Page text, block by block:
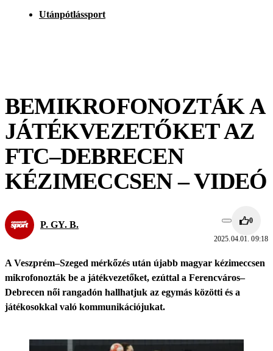
Utánpótlássport
BEMIKROFONOZTÁK A
JÁTÉKVEZETŐKET AZ
FTC–DEBRECEN
KÉZIMECCSEN – VIDEÓ
P. GY. B. 0
2025.04.01. 09:18
A Veszprém–Szeged mérkőzés után újabb magyar kézimeccsen
mikrofonozták be a játékvezetőket, ezúttal a Ferencváros–
Debrecen női rangadón hallhatjuk az egymás közötti és a
játékosokkal való kommunikációjukat.